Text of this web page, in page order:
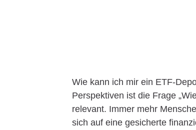
Wie kann ich mir ein ETF-
Perspektiven ist die Frage
relevant. Immer mehr
sich auf eine gesicherte